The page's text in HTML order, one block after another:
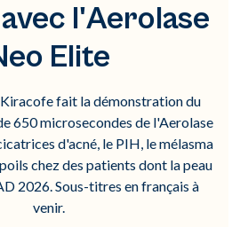
l'Aerolase
Elite
fait la démonstration du
650 microsecondes de l'Aerolase
d'acné, le PIH, le mélasma
chez des patients dont la peau
2026. ‍Sous-titres en français à
venir.